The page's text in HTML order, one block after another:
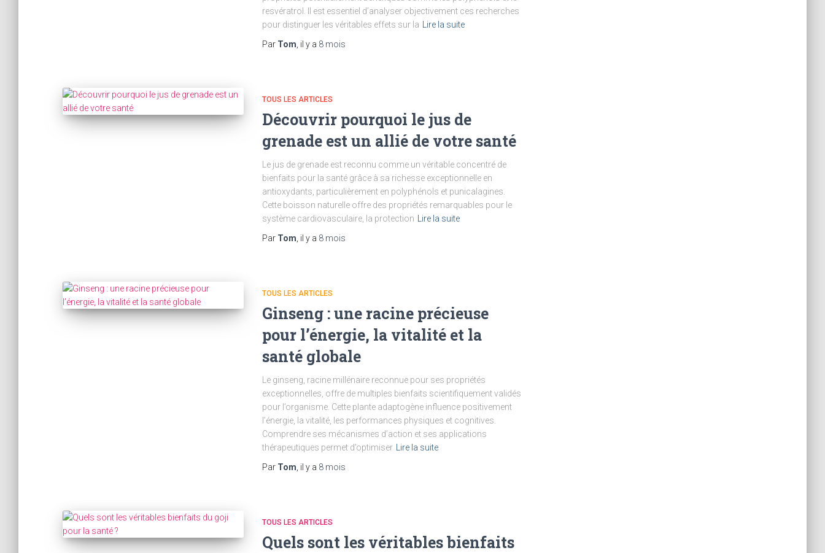
resvératrol. Il est essentiel d’analyser objectivement ces recherches
pour distinguer les véritables effets sur la
Lire la suite
Par Tom , il y a 8 mois
TOUS LES ARTICLES
Découvrir pourquoi le jus de
grenade est un allié de votre santé
Le jus de grenade est reconnu comme un véritable concentré de
bienfaits pour la santé grâce à sa richesse exceptionnelle en
antioxydants, particulièrement en polyphénols et punicalagines.
Cette boisson naturelle offre des propriétés remarquables pour le
système cardiovasculaire, la protection
Lire la suite
Par Tom , il y a 8 mois
TOUS LES ARTICLES
Ginseng : une racine précieuse
pour l’énergie, la vitalité et la
santé globale
Le ginseng, racine millénaire reconnue pour ses propriétés
exceptionnelles, offre de multiples bienfaits scientifiquement validés
pour l’organisme. Cette plante adaptogène influence positivement
l’énergie, la vitalité, les performances physiques et cognitives.
Comprendre ses mécanismes d’action et ses applications
thérapeutiques permet d’optimiser
Lire la suite
Par Tom , il y a 8 mois
TOUS LES ARTICLES
Quels sont les véritables bienfaits